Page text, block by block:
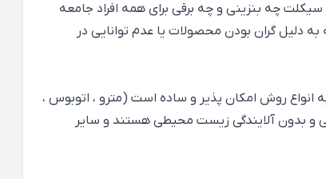
چه بنزینی و چه برقی برای همه افراد جامعه
دلیل گران بودن محصولات یا عدم توانایی در
تهران که قابلیت دسترسی به آن به انواع روش امکان پذیر و ساده است (مترو ، اتوبوس ،
و بدون آلایندگی زیست محیطی هستند و سایر